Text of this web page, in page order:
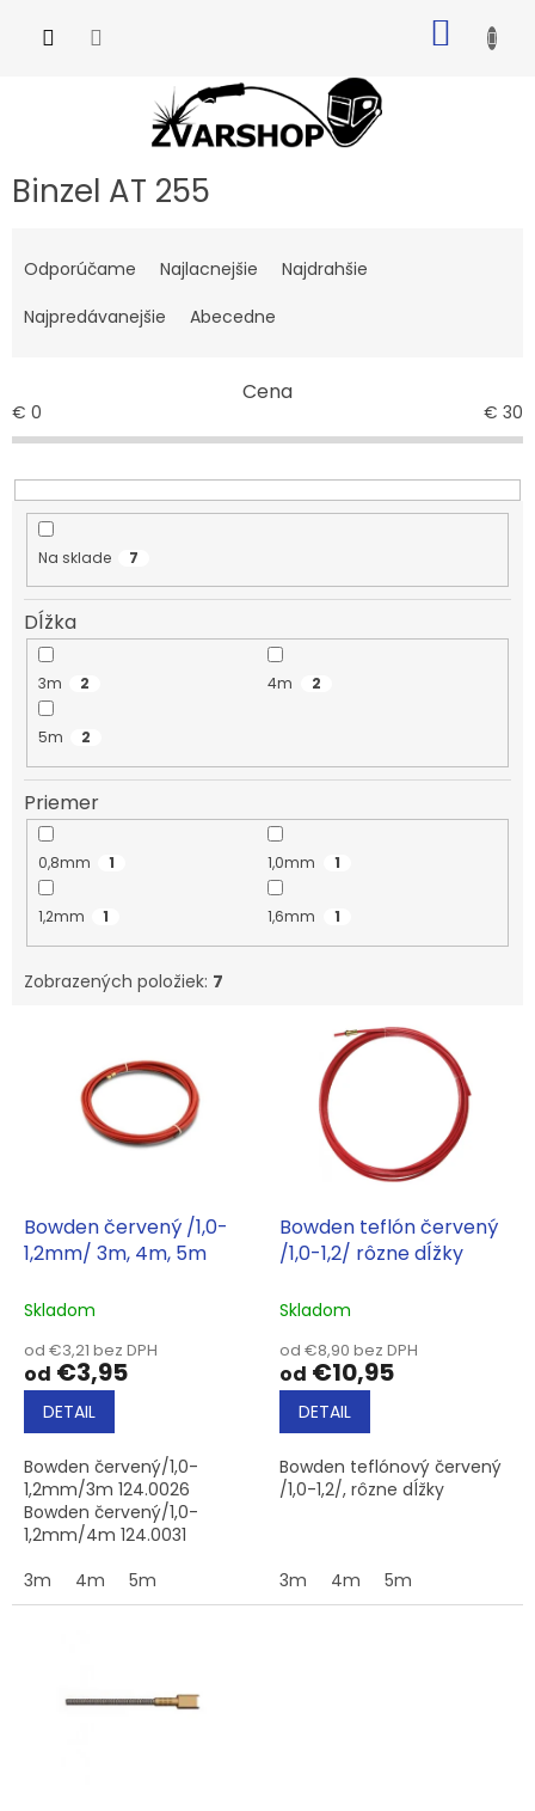
KOŠÍK
Binzel AT 255
a
e
e
p
r
o
d
o
Odporúčame Najlacnejšie
Najdrahšie
Najpredávanejšie
Abecedne
Cena
€ 0 € 30
Na sklade 7
Dĺžka
3m 2 4m 2
5m 2
Priemer
0,8mm 1 1,0mm 1
1,2mm 1 1,6mm 1
Zobrazených položiek: 7
d
u
Bowden červený /1,0-
1,2mm/ 3m, 4m, 5m
Skladom
od €3,21 bez DPH
od €3,95
DETAIL
Bowden červený/1,0-
1,2mm/3m 124.0026
Bowden červený/1,0-
1,2mm/4m 124.0031
3m
4m 5m
Bowden teflón červený
/1,0-1,2/ rôzne dĺžky
Skladom
od €8,90 bez DPH
od €10,95
DETAIL
Bowden teflónový červený
/1,0-1,2/, rôzne dĺžky
3m 4m 5m